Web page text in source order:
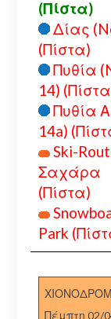
(Πίστα)
Δίας
(Πίστα)
Πυθία
14)
Πυθία
14a)
Ski-
Σαχάρα
(Πίστα)
Park
Πέμπτη 02/